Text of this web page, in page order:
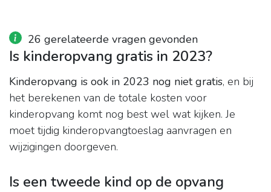
26 gerelateerde vragen gevonden
Is kinderopvang gratis in 2023?
Kinderopvang is ook in 2023 nog niet gratis, en bij
het berekenen van de totale kosten voor
kinderopvang komt nog best wel wat kijken. Je
moet tijdig kinderopvangtoeslag aanvragen en
wijzigingen doorgeven.
Is een tweede kind op de opvang